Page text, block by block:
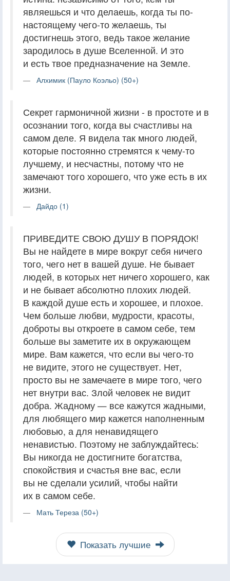
являешься и что делаешь, когда ты по-
настоящему чего-то желаешь, ты
достигнешь этого, ведь такое желание
зародилось в душе Вселенной. И это
и есть твое предназначение на Земле.
Алхимик (Пауло Коэльо) (50+)
Секрет гармоничной жизни - в простоте и в
осознании того, когда вы счастливы на
самом деле. Я видела так много людей,
которые постоянно стремятся к чему-то
лучшему, и несчастны, потому что не
замечают того хорошего, что уже есть в их
жизни.
Дайдо (1)
ПРИВЕДИТЕ СВОЮ ДУШУ В ПОРЯДОК!
Вы не найдете в мире вокруг себя ничего
того, чего нет в вашей душе. Не бывает
людей, в которых нет ничего хорошего, как
и не бывает абсолютно плохих людей.
В каждой душе есть и хорошее, и плохое.
Чем больше любви, мудрости, красоты,
доброты вы откроете в самом себе, тем
больше вы заметите их в окружающем
мире. Вам кажется, что если вы чего-то
не видите, этого не существует. Нет,
просто вы не замечаете в мире того, чего
нет внутри вас. Злой человек не видит
добра. Жадному — все кажутся жадными,
для любящего мир кажется наполненным
любовью, а для ненавидящего
ненавистью. Поэтому не заблуждайтесь:
Вы никогда не достигните богатства,
спокойствия и счастья вне вас, если
вы не сделали усилий, чтобы найти
их в самом себе.
Мать Тереза (50+)
Показать лучшие